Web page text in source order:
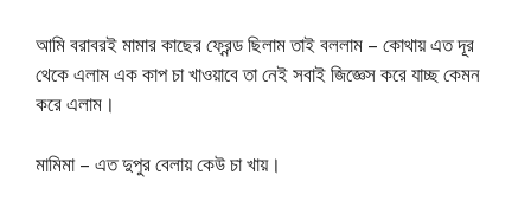
আমি বরাবরই মামার কাছের ফ্রেন্ড ছিলাম তাই বললাম – কোথায় এত দূর
থেকে এলাম এক কাপ চা খাওয়াবে তা নেই সবাই জিজ্ঞেস করে যাচ্ছ কেমন
করে এলাম।
মামিমা – এত দুপুর বেলায় কেউ চা খায়।